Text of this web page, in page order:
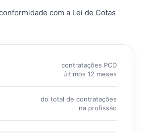
com a Lei de Cotas
contratações PCD
últimos 12 meses
do total de contratações
na profissão